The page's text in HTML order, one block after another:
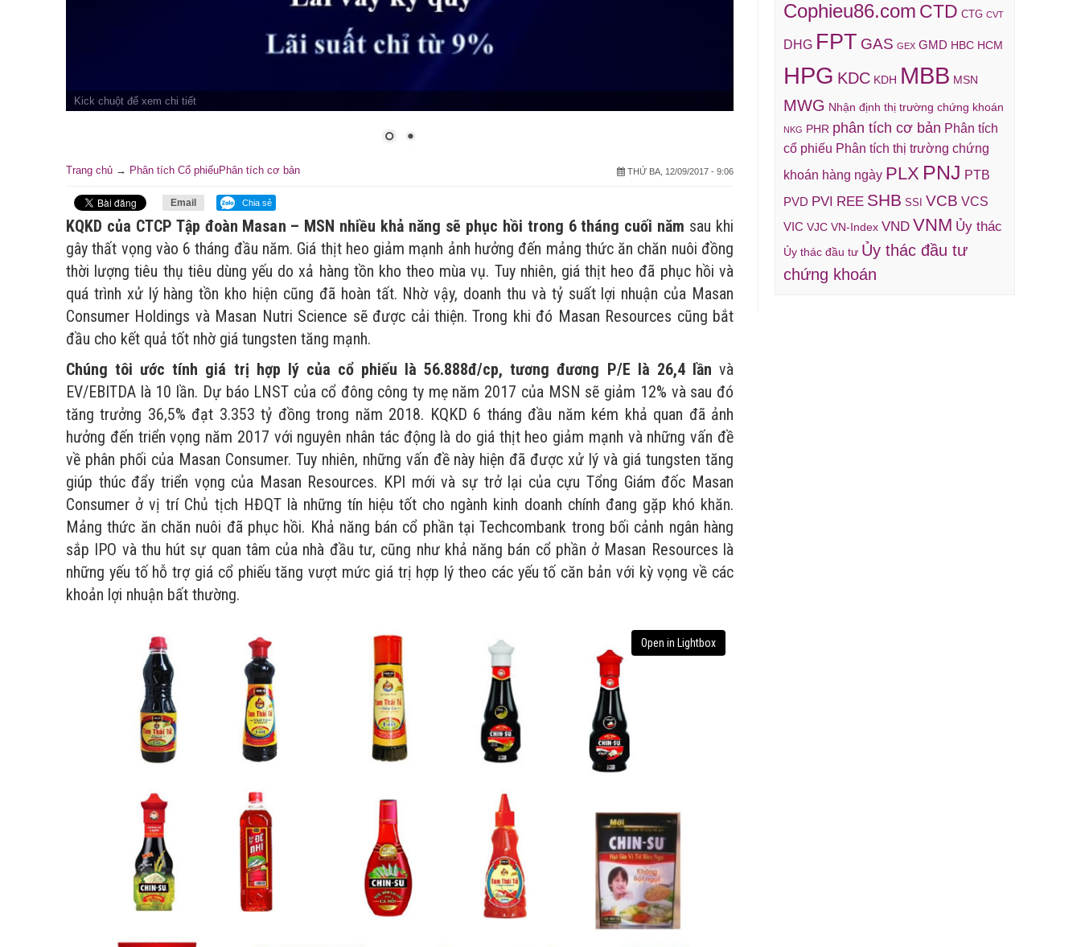
Trang chủ → Phân tích Cổ phiếuPhân tích cơ bản THỨ BA, 12/09/2017 - 9:06
Email Chia sẻ
KQKD của CTCP Tập đoàn Masan – MSN nhiều khả năng sẽ phục hồi trong 6 tháng cuối năm sau khi
gây thất vọng vào 6 tháng đầu năm. Giá thịt heo giảm mạnh ảnh hưởng đến mảng thức ăn chăn nuôi đồng
thời lượng tiêu thụ tiêu dùng yếu do xả hàng tồn kho theo mùa vụ. Tuy nhiên, giá thịt heo đã phục hồi và
quá trình xử lý hàng tồn kho hiện cũng đã hoàn tất. Nhờ vậy, doanh thu và tỷ suất lợi nhuận của Masan
Consumer Holdings và Masan Nutri Science sẽ được cải thiện. Trong khi đó Masan Resources cũng bắt
đầu cho kết quả tốt nhờ giá tungsten tăng mạnh.
Chúng tôi ước tính giá trị hợp lý của cổ phiếu là 56.888đ/cp, tương đương P/E là 26,4 lần và
EV/EBITDA là 10 lần. Dự báo LNST của cổ đông công ty mẹ năm 2017 của MSN sẽ giảm 12% và sau đó
tăng trưởng 36,5% đạt 3.353 tỷ đồng trong năm 2018. KQKD 6 tháng đầu năm kém khả quan đã ảnh
hưởng đến triển vọng năm 2017 với nguyên nhân tác động là do giá thịt heo giảm mạnh và những vấn đề
về phân phối của Masan Consumer. Tuy nhiên, những vấn đề này hiện đã được xử lý và giá tungsten tăng
giúp thúc đẩy triển vọng của Masan Resources. KPI mới và sự trở lại của cựu Tổng Giám đốc Masan
Consumer ở vị trí Chủ tịch HĐQT là những tín hiệu tốt cho ngành kinh doanh chính đang gặp khó khăn.
Mảng thức ăn chăn nuôi đã phục hồi. Khả năng bán cổ phần tại Techcombank trong bối cảnh ngân hàng
sắp IPO và thu hút sự quan tâm của nhà đầu tư, cũng như khả năng bán cổ phần ở Masan Resources là
những yếu tố hỗ trợ giá cổ phiếu tăng vượt mức giá trị hợp lý theo các yếu tố căn bản với kỳ vọng về các
khoản lợi nhuận bất thường.
Open in Lightbox
Cophieu86.com CTD CTG CVT
DHG FPT GAS GEX GMD HBC HCM
HPG KDC KDH MBB MSN
MWG Nhận định thị trường chứng khoán
NKG PHR phân tích cơ bản Phân tích
cổ phiếu Phân tích thị trường chứng
khoán hàng ngày PLX PNJ PTB
PVD PVI REE SHB SSI VCB VCS
VIC VJC VN-Index VND VNM Ủy thác
Ủy thác đầu tư Ủy thác đầu tư
chứng khoán